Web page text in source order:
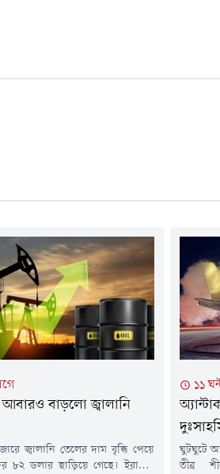
আবারও বাড়লো জ্বালানি
জ্বালানি তেলের দাম বৃদ্ধি পেয়ে
৮২ ডলার ছাড়িয়ে গেছে। ইরানের
১১
ঘুটঘুটে
তীব্র